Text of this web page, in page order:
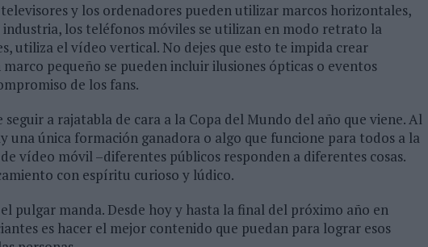
y los ordenadores pueden utilizar marcos horizontales,
industria, los teléfonos móviles se utilizan en modo retrato la
utiliza el vídeo vertical. No dejes que esto te impida crear
pequeño se pueden incluir ilusiones ópticas o eventos
de los fans.
seguir a rajatabla de cara a la Copa del Mundo del año que viene. Al
una única formación ganadora o algo que funcione para todos a la
vídeo móvil –diferentes públicos responden a diferentes cosas.
con espíritu curioso y lúdico.
pulgar manda. Desde hoy y hasta la final del próximo año en
es hacer el mejor contenido que puedan para lograr esos